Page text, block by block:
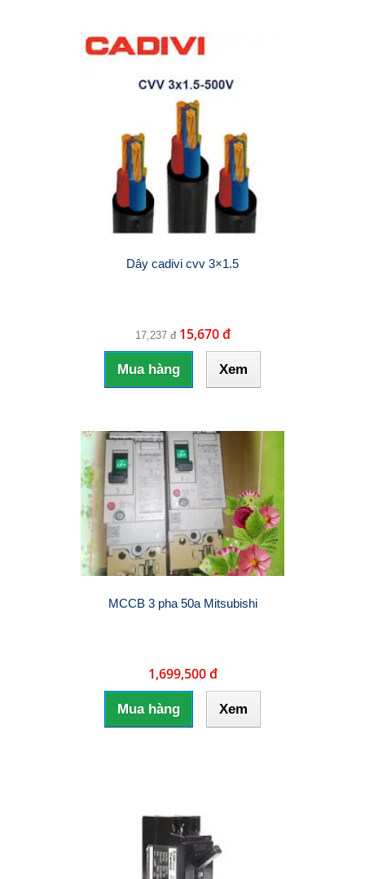
Dây cadivi cvv 3×1.5
17,237 đ 15,670 đ
Mua hàng Xem
MCCB 3 pha 50a Mitsubishi
1,699,500 đ
Mua hàng Xem